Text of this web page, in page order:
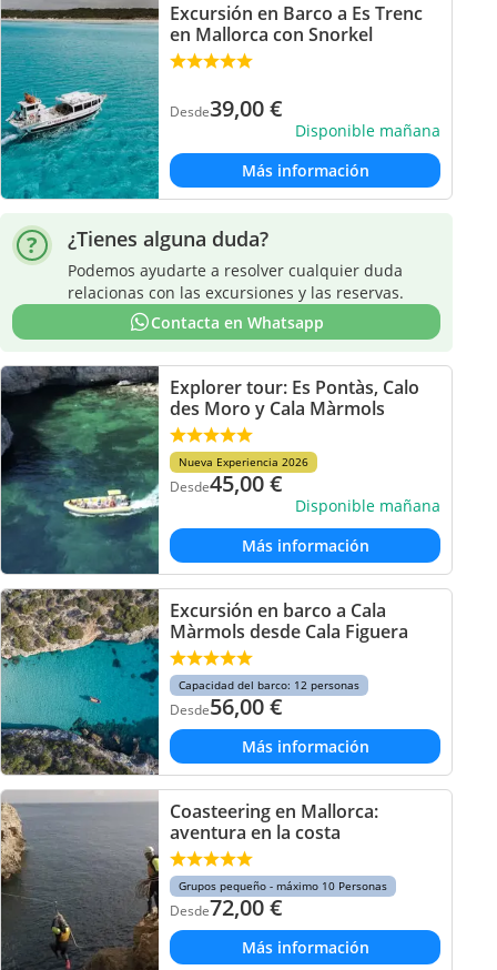
Excursión en Barco a Es Trenc
en Mallorca con Snorkel
Desde39,00€
Disponible mañana
Más información
¿Tienes alguna duda?
Podemos ayudarte a resolver cualquier duda
relacionas con las excursiones y las reservas.
Contacta en Whatsapp
Explorer tour: Es Pontàs, Calo
des Moro y Cala Màrmols
Nueva Experiencia 2026
Desde45,00€
Disponible mañana
Más información
Excursión en barco a Cala
Màrmols desde Cala Figuera
Capacidad del barco: 12 personas
Desde56,00€
Más información
Coasteering en Mallorca:
aventura en la costa
Grupos pequeño - máximo 10 Personas
Desde72,00€
Más información